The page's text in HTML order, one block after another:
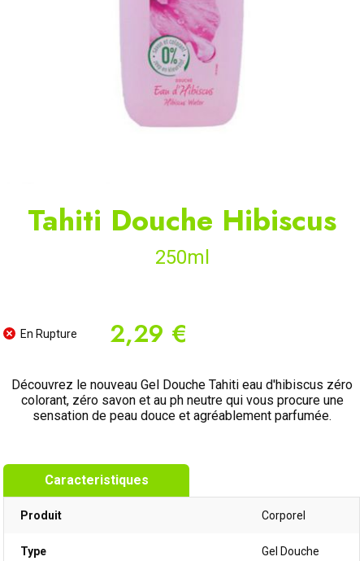
Tahiti Douche Hibiscus
250ml
En Rupture 2,29 €
Découvrez le nouveau Gel Douche Tahiti eau d'hibiscus zéro
colorant, zéro savon et au ph neutre qui vous procure une
sensation de peau douce et agréablement parfumée.
Caracteristiques
Produit Corporel
Type Gel Douche